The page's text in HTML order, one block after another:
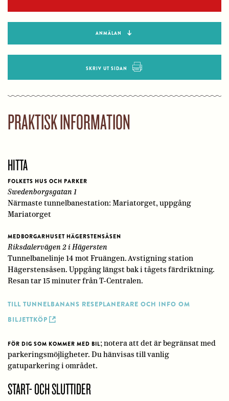
ANMÄLAN
SKRIV UT SIDAN
PRAKTISK INFORMATION
HITTA
FOLKETS HUS OCH PARKER
Swedenborgsgatan 1
Närmaste tunnelbanestation: Mariatorget, uppgång
Mariatorget
MEDBORGARHUSET HÄGERSTENSÅSEN
Riksdalervägen 2 i Hägersten
Tunnelbanelinje 14 mot Fruängen. Avstigning station
Hägerstensåsen. Uppgång längst bak i tågets färdriktning.
Resan tar 15 minuter från T-Centralen.
TILL TUNNELBANANS RESEPLANERARE OCH INFO OM
BILJETTKÖP
FÖR DIG SOM KOMMER MED BIL; notera att det är begränsat med
parkeringsmöjligheter. Du hänvisas till vanlig
gatuparkering i området.
START- OCH SLUTTIDER